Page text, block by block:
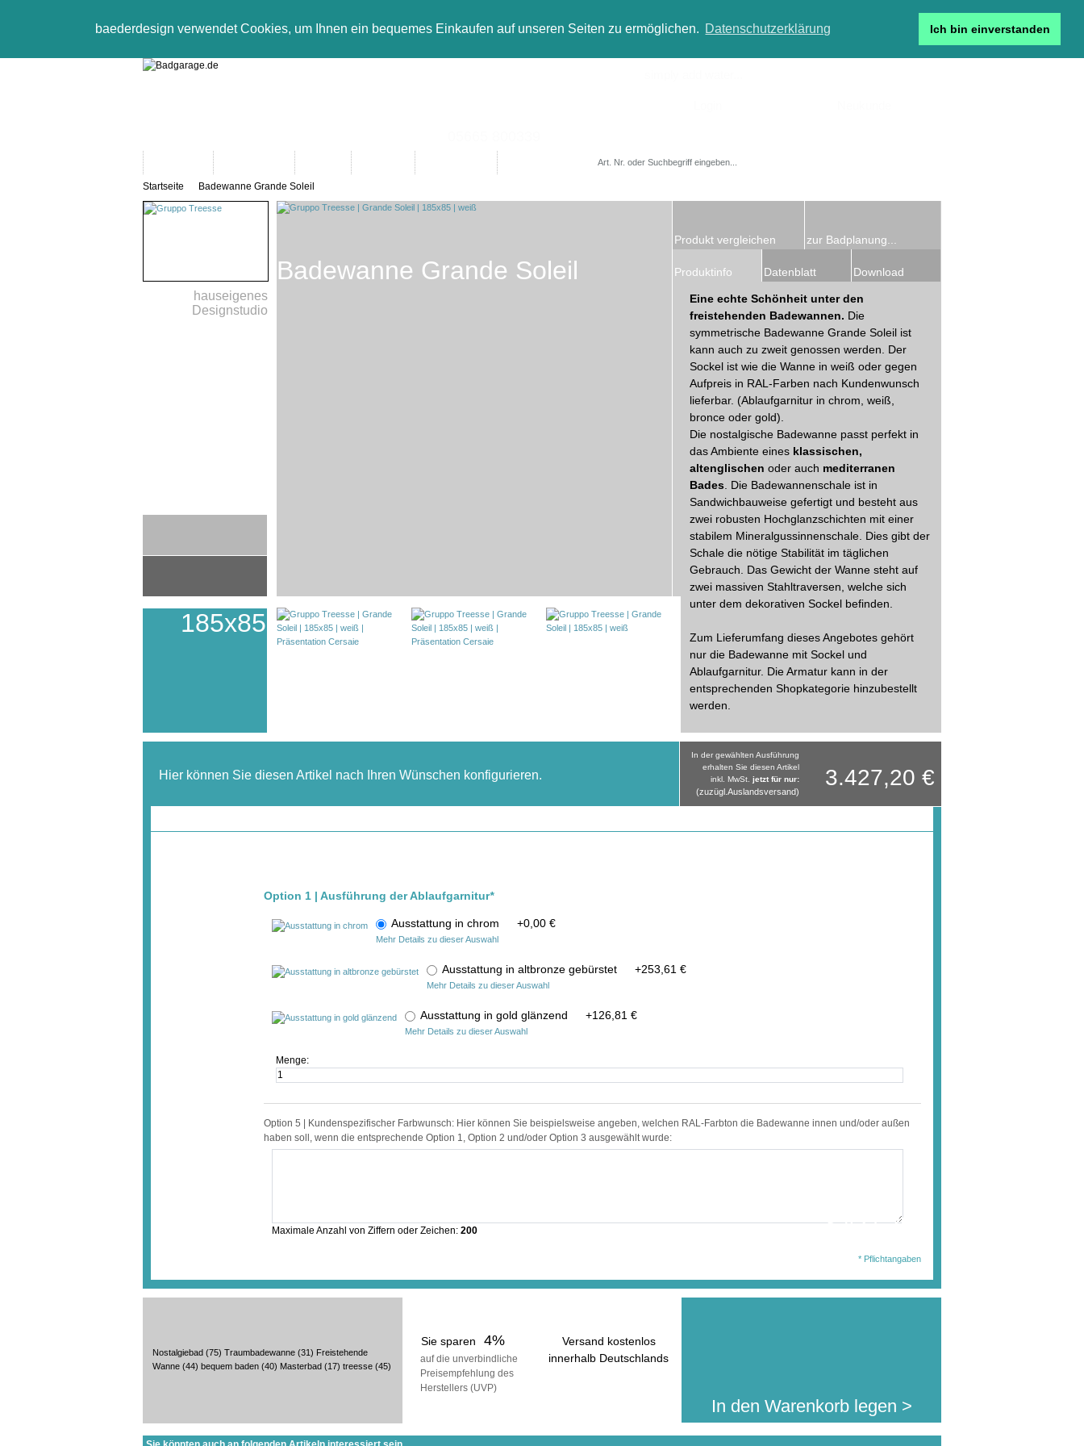
baederdesign verwendet Cookies, um Ihnen ein bequemes Einkaufen auf unseren Seiten zu ermöglichen. Datenschutzerklärung Ich bin einverstanden
Startseite Badewanne Grande Soleil
hauseigenes
Designstudio
185x85
Badewanne Grande Soleil
Produkt vergleichen zur Badplanung...
Produktinfo Datenblatt Download
Eine echte Schönheit unter den
freistehenden Badewannen. Die
symmetrische Badewanne Grande Soleil ist
kann auch zu zweit genossen werden. Der
Sockel ist wie die Wanne in weiß oder gegen
Aufpreis in RAL-Farben nach Kundenwunsch
lieferbar. (Ablaufgarnitur in chrom, weiß,
bronce oder gold).
Die nostalgische Badewanne passt perfekt in
das Ambiente eines klassischen,
altenglischen oder auch mediterranen
Bades . Die Badewannenschale ist in
Sandwichbauweise gefertigt und besteht aus
zwei robusten Hochglanzschichten mit einer
stabilem Mineralgussinnenschale. Dies gibt der
Schale die nötige Stabilität im täglichen
Gebrauch. Das Gewicht der Wanne steht auf
zwei massiven Stahltraversen, welche sich
unter dem dekorativen Sockel befinden.
Zum Lieferumfang dieses Angebotes gehört
nur die Badewanne mit Sockel und
Ablaufgarnitur. Die Armatur kann in der
entsprechenden Shopkategorie hinzubestellt
werden.
Hier können Sie diesen Artikel nach Ihren Wünschen konfigurieren.
In der gewählten Ausführung
erhalten Sie diesen Artikel
inkl. MwSt. jetzt für nur:
(zuzügl.Auslandsversand)
3.427,20 €
Option 1 | Ausführung der Ablaufgarnitur*
Ausstattung in chrom +0,00 €
Mehr Details zu dieser Auswahl
Ausstattung in altbronze gebürstet +253,61 €
Mehr Details zu dieser Auswahl
Ausstattung in gold glänzend +126,81 €
Mehr Details zu dieser Auswahl
Menge:
Option 5 | Kundenspezifischer Farbwunsch: Hier können Sie beispielsweise angeben, welchen RAL-Farbton die Badewanne innen und/oder außen
haben soll, wenn die entsprechende Option 1, Option 2 und/oder Option 3 ausgewählt wurde:
Maximale Anzahl von Ziffern oder Zeichen: 200
* Pflichtangaben
Sie sparen 4%
auf die unverbindliche
Preisempfehlung des
Herstellers (UVP)
Versand kostenlos
innerhalb Deutschlands
In den Warenkorb legen >
inkl. MwSt.jetzt für nur:
3.427,20 €
Nostalgiebad (75) Traumbadewanne (31) Freistehende
Wanne (44) bequem baden (40) Masterbad (17) treesse (45)